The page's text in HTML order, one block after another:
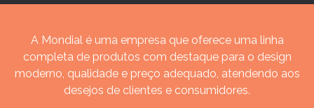
A Mondial é uma empresa que oferece uma linha
completa de produtos com destaque para o design
moderno, qualidade e preço adequado, atendendo aos
desejos de clientes e consumidores.